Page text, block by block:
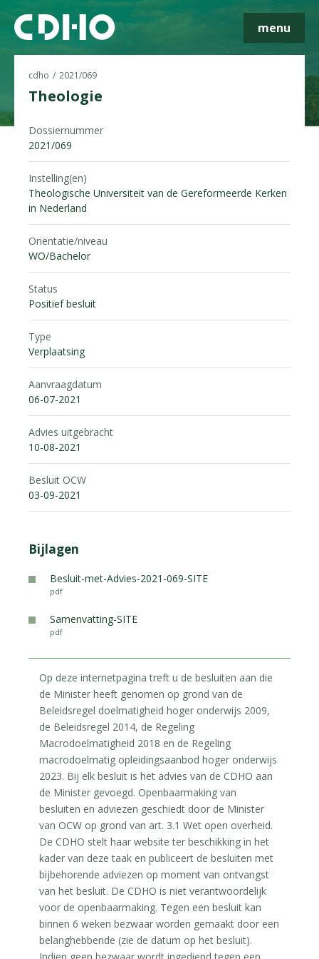
menu
cdho 2021/069
Theologie
Dossiernummer
2021/069
Instelling(en)
Theologische Universiteit van de Gereformeerde Kerken
in Nederland
Oriëntatie/niveau
WO/Bachelor
Status
Positief besluit
Type
Verplaatsing
Aanvraagdatum
06-07-2021
Advies uitgebracht
10-08-2021
Besluit OCW
03-09-2021
Bijlagen
Besluit-met-Advies-2021-069-SITE
pdf
Samenvatting-SITE
pdf
Op deze internetpagina treft u de besluiten aan die
de Minister heeft genomen op grond van de
Beleidsregel doelmatigheid hoger onderwijs 2009,
de Beleidsregel 2014, de Regeling
Macrodoelmatigheid 2018 en de Regeling
macrodoelmatig opleidingsaanbod hoger onderwijs
2023. Bij elk besluit is het advies van de CDHO aan
de Minister gevoegd. Openbaarmaking van
besluiten en adviezen geschiedt door de Minister
van OCW op grond van art. 3.1 Wet open overheid.
De CDHO stelt haar website ter beschikking in het
kader van deze taak en publiceert de besluiten met
bijbehorende adviezen op moment van ontvangst
van het besluit. De CDHO is niet verantwoordelijk
voor de openbaarmaking. Tegen een besluit kan
binnen 6 weken bezwaar worden gemaakt door een
belanghebbende (zie de datum op het besluit).